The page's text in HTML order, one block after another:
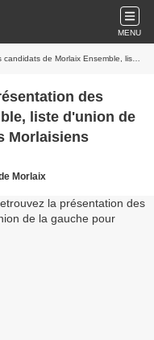
MENU
liste d'union de la gauche pour Morlaix et les Morlaisiens
des
liste d'union de
Morlaisiens
Morlaix